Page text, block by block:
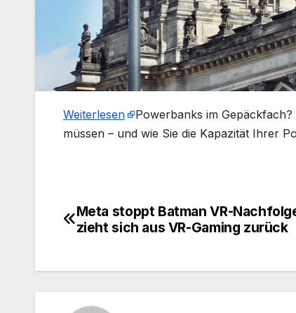
Weiterlesen
​Powerbanks im
müssen – und wie Sie die Kapazität Ihrer
Beitragsnavigation
Meta stoppt Batman VR-
zieht sich aus VR-Gaming zurück